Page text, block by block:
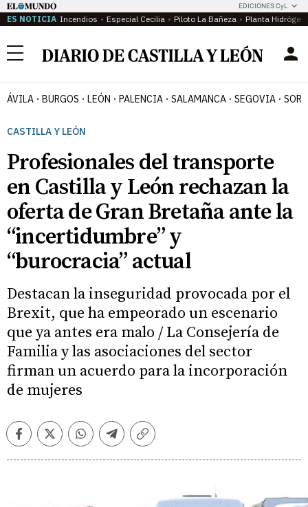
EDICIONES CyL
ES NOTICIA Incendios Especial Cecilia Piloto La Bañeza Planta
Menú
ÁVILA BURGOS LEÓN PALENCIA SALAMANCA SEGOVIA
CASTILLA Y LEÓN
Profesionales del transporte
en Castilla y León rechazan la
oferta de Gran Bretaña ante la
“incertidumbre” y
“burocracia” actual
Destacan la inseguridad provocada por el
Brexit, que ha empeorado un escenario
que ya antes era malo / La Consejería de
Familia y las asociaciones del sector
firman un acuerdo para la incorporación
de mujeres
FacebookTwitterWhatsappTelegramCopiar